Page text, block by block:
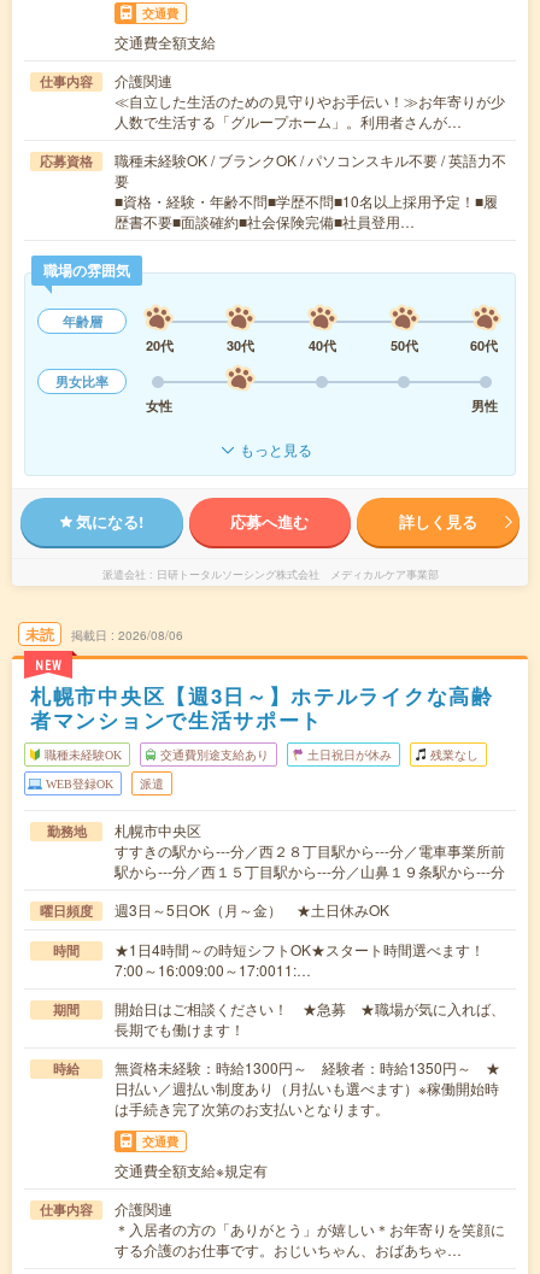
交通費
交通費全額支給
仕事内容
介護関連
≪自立した生活のための見守りやお手伝い！≫お年寄りが少
人数で生活する「グループホーム」。利用者さんが…
応募資格
職種未経験OK / ブランクOK / パソコンスキル不要 / 英語力不
要
■資格・経験・年齢不問■学歴不問■10名以上採用予定！■履
歴書不要■面談確約■社会保険完備■社員登用…
職場の雰囲気
年齢層
20代
30代 40代 50代
60代
男女比率
女性
男性
もっと見る
気になる! 応募へ進む 詳しく見る
派遣会社 日研トータルソーシング株式会社 メディカルケア事業部
未読
NEW
掲載日 2026/08/06
札幌市中央区【週3日～】ホテルライクな高齢
者マンションで生活サポート
職種未経験OK 交通費別途支給あり 土日祝日が休み 残業なし
WEB登録OK 派遣
勤務地
札幌市中央区
すすきの駅から---分／西２８丁目駅から---分／電車事業所前
駅から---分／西１５丁目駅から---分／山鼻１９条駅から---分
曜日頻度 週3日～5日OK（月～金） ★土日休みOK
時間
★1日4時間～の時短シフトOK★スタート時間選べます！
7:00～16:009:00～17:0011:…
期間
開始日はご相談ください！ ★急募 ★職場が気に入れば、
長期でも働けます！
時給
無資格未経験：時給1300円～ 経験者：時給1350円～ ★
日払い／週払い制度あり（月払いも選べます）※稼働開始時
は手続き完了次第のお支払いとなります。
交通費
交通費全額支給※規定有
仕事内容
介護関連
＊入居者の方の「ありがとう」が嬉しい＊お年寄りを笑顔に
する介護のお仕事です。おじいちゃん、おばあちゃ…